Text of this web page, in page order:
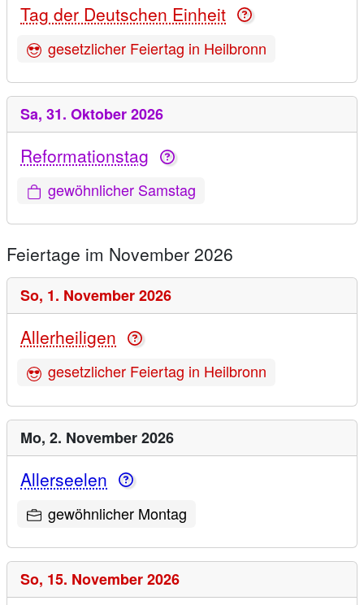
Tag der Deutschen Einheit
gesetzlicher Feiertag in Heilbronn
Sa, 31. Oktober 2026
Reformationstag
gewöhnlicher Samstag
Feiertage im November 2026
So, 1. November 2026
Allerheiligen
gesetzlicher Feiertag in Heilbronn
Mo, 2. November 2026
Allerseelen
gewöhnlicher Montag
So, 15. November 2026